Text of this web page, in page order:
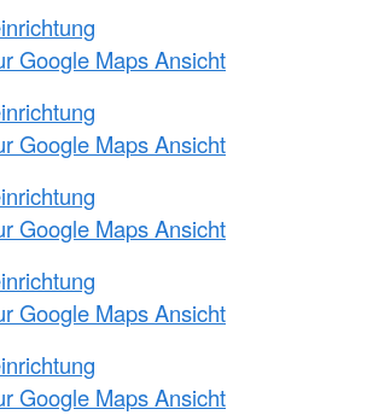
Google Maps Ansicht
Google Maps Ansicht
Google Maps Ansicht
Google Maps Ansicht
Google Maps Ansicht